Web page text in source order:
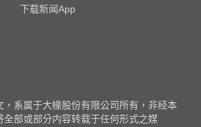
下载新闻App
，系属于大椽股份有限公司所有，非经本
全部或部分内容转载于任何形式之媒